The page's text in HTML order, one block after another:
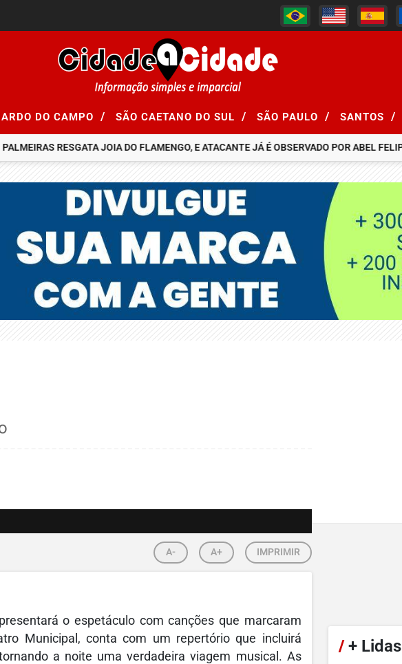
DO CAMPO / SÃO CAETANO DO SUL / SÃO PAULO / SANTOS /
RESGATA JOIA DO FLAMENGO, E ATACANTE JÁ É OBSERVADO POR ABEL FELIPE
A- A+ IMPRIMIR
o espetáculo com canções que marcaram
Municipal, conta com um repertório que incluirá
a noite uma verdadeira viagem musical. As
/+ Lidas